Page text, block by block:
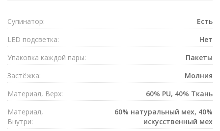
Супинатор:
Есть
LED подсветка:
Нет
Упаковка каждой пары:
Пакеты
Застёжка:
Mолния
Материал, Верх:
60% PU, 40% Ткань
Материал,
Внутри:
60% натуральный мех, 40%
искусственный мех